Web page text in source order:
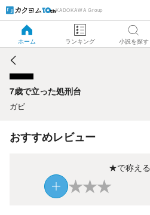
KADOKAWA Group
ホーム ランキング 小説を探す
7歳で立った処刑台
7歳で立った処刑台
ガビ
おすすめレビュー
★で称える
★★★